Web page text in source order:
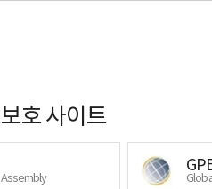
호 사이트